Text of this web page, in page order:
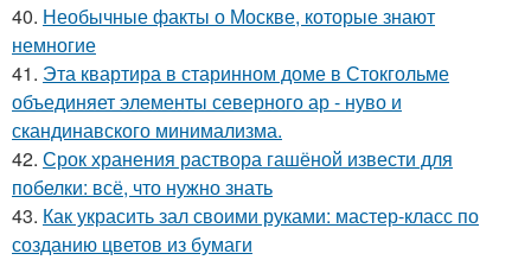
40. Необычные факты о Москве, которые знают
немногие
41. Эта квартира в старинном доме в Стокгольме
объединяет элементы северного ар - нуво и
скандинавского минимализма.
42. Срок хранения раствора гашёной извести для
побелки: всё, что нужно знать
43. Как украсить зал своими руками: мастер-класс по
созданию цветов из бумаги